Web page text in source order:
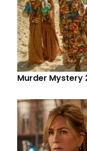
Murder Mystery